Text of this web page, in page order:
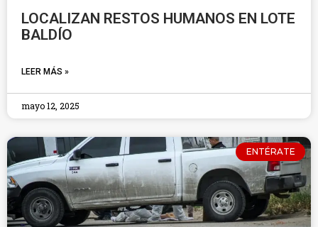
LOCALIZAN RESTOS HUMANOS EN LOTE
BALDÍO
LEER MÁS »
mayo 12, 2025
ENTÉRATE